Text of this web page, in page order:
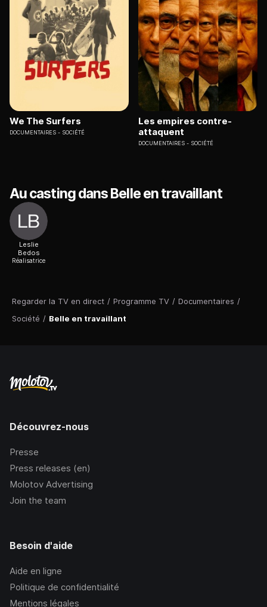
Regarder la TV en direct / Programme TV / Documentaires /
Société / Belle en travaillant
We The Surfers
DOCUMENTAIRES SOCIÉTÉ
Les empires contre-
attaquent
DOCUMENTAIRES SOCIÉTÉ
Au casting dans Belle en travaillant
Leslie
Bedos
Réalisatrice
Découvrez-nous
Presse
Press releases (en)
Molotov Advertising
Join the team
Besoin d'aide
Aide en ligne
Politique de confidentialité
Mentions légales